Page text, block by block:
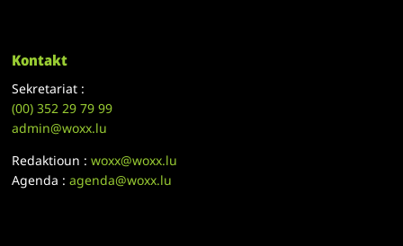
Kontakt
Sekretariat :
(00)352 29 79 99
admin@woxx.lu
Redaktioun :woxx@woxx.lu
Agenda :agenda@woxx.lu